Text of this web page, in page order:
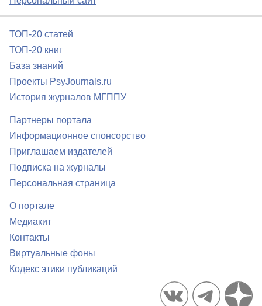
ТОП-20 статей
ТОП-20 книг
База знаний
Проекты PsyJournals.ru
История журналов МГППУ
Партнеры портала
Информационное спонсорство
Приглашаем издателей
Подписка на журналы
Персональная страница
О портале
Медиакит
Контакты
Виртуальные фоны
Кодекс этики публикаций